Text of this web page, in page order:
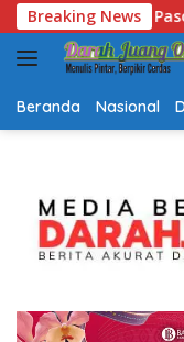
Langsung
ke
konten
Breaking News
Marak Mobil Bak
Beranda Nasional